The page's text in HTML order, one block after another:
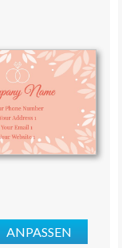
ANPASSEN